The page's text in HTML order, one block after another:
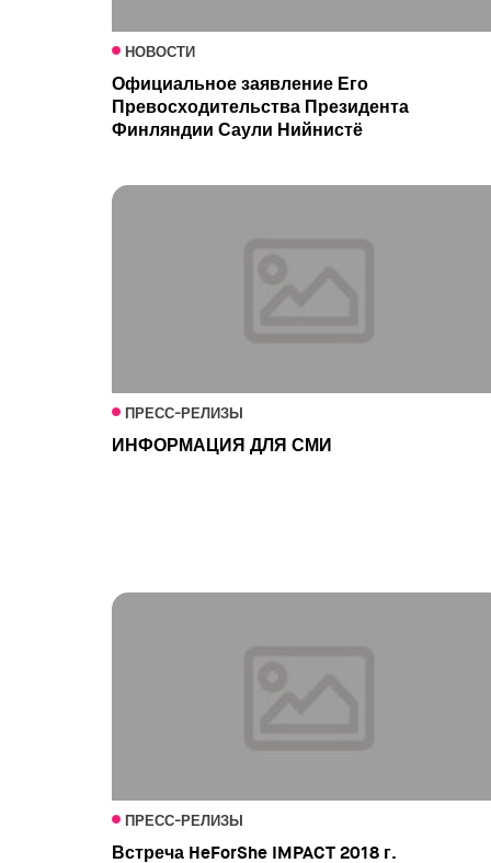
НОВОСТИ
Официальное заявление Его
Превосходительства Президента
Финляндии Саули Нийнистё
ПРЕСС-РЕЛИЗЫ
ИНФОРМАЦИЯ ДЛЯ СМИ
ПРЕСС-РЕЛИЗЫ
Встреча HeForShe IMPACT 2018 г.